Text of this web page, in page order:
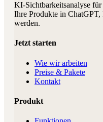
KI-Sichtbarkeitsanalyse
Ihre Produkte in
werden.
Jetzt starten
Wie wir arbeiten
Preise & Pakete
Kontakt
Produkt